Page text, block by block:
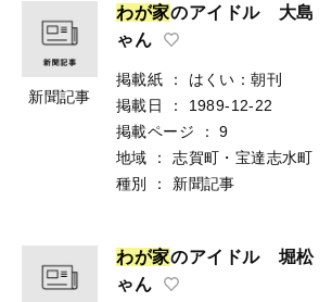
新聞記事
わが家のアイドル 大島
ゃん
掲載紙 ：
はくい：朝刊
掲載日
：
1989-12-22
掲載ページ
：
9
地域
：
志賀町・宝達志水町
種別
： 新聞記事
わが家のアイドル 堀松
ゃん